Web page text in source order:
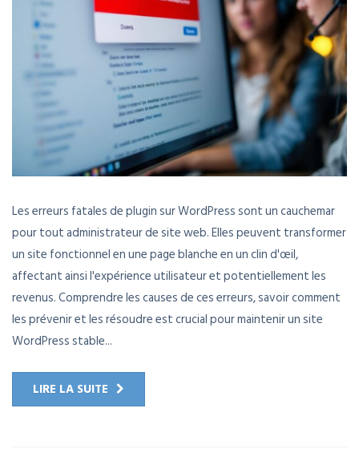
Les erreurs fatales de plugin sur WordPress sont un cauchemar
pour tout administrateur de site web. Elles peuvent transformer
un site fonctionnel en une page blanche en un clin d'œil,
affectant ainsi l'expérience utilisateur et potentiellement les
revenus. Comprendre les causes de ces erreurs, savoir comment
les prévenir et les résoudre est crucial pour maintenir un site
WordPress stable...
LIRE LA SUITE